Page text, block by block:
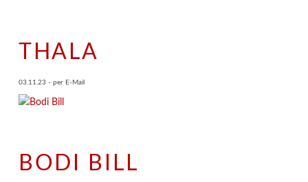
THALA
03.11.23 - per E-Mail
BODI BILL